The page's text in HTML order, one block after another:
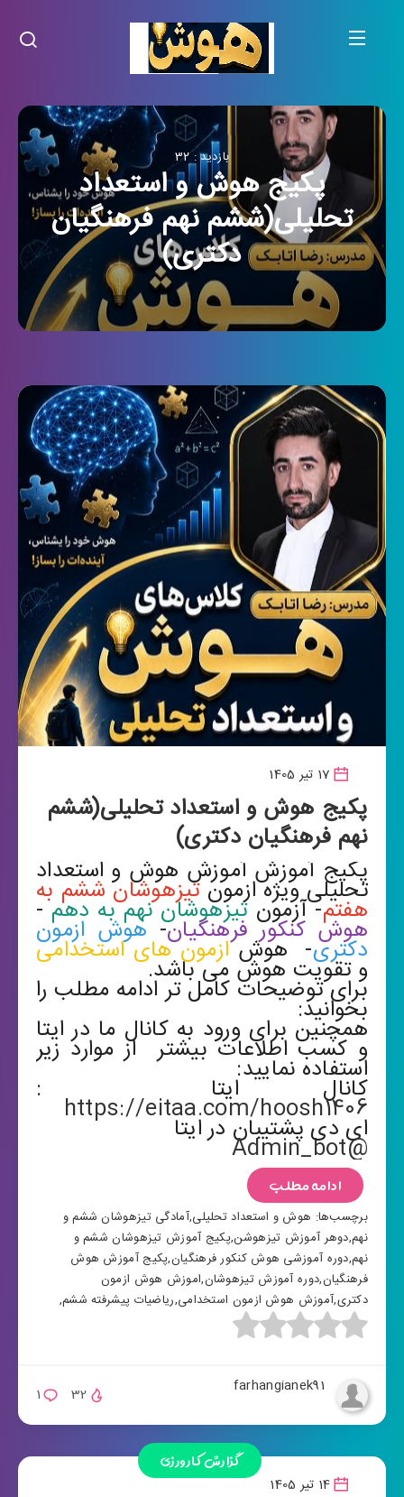
بازدید : 32
پکیج هوش و استعداد
تحلیلی(ششم نهم فرهنگیان
دکتری)
17 تیر 1405
پکیج هوش و استعداد تحلیلی(ششم
نهم فرهنگیان دکتری)
پکیج آموزش آموزش هوش و استعداد
تحلیلی ویژه ازمونتیزهوشان ششم به
هفتم- آزمونتیزهوشان نهم به دهم-
هوش کنکور فرهنگیان- هوش ازمون
دکتری- هوشازمون های استخدامی
و تقویت هوش می باشد.
برای توضیحات کامل تر ادامه مطلب را
بخوانید:
همچنین برای ورود به کانال ما در ایتا
و کسب اطلاعات بیشتر از موارد زیر
استفاده نمایید:
کانال ایتا :
https://eitaa.com/hoosh1406
ای دی پشتیبان در ایتا
@Admin_bot
ادامه مطلب
برچسب‌ها: هوش و استعداد تحلیلی,آمادگی تیزهوشان ششم و
نهم,دوهر آموزش تیزهوشن,پکیج آموزش تیزهوشان ششم و
نهم,دوره آموزشی هوش کنکور فرهنگیان,پکیج آموزش هوش
فرهنگیان,دوره آموزش تیزهوشان,اموزش هوش ازمون
دکتری,آموزش هوش ازمون استخدامی,ریاضیات پیشرفته ششم,
farhangianek91
1 32
گزارش کارورزی
14 تیر 1405